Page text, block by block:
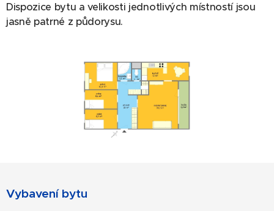
Dispozice bytu a velikosti jednotlivých místností jsou
jasně patrné z půdorysu.
Vybavení bytu